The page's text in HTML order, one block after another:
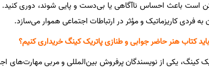
است باعث احساس ناآگاهی یا بی‌دست و پایی شوند، دوری کنید.
فردی کاریزماتیک و مؤثر در ارتباطات اجتماعی هموار می‌سازد.
کتاب هنر حاضر جوابی و طنازی پاتریک کینگ خریداری کنیم؟
کینگ، یکی از نویسندگان پرفروش بین‌المللی و مربی